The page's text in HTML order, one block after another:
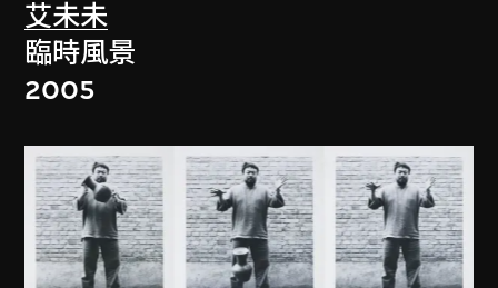
艾未未
臨時風景
2005